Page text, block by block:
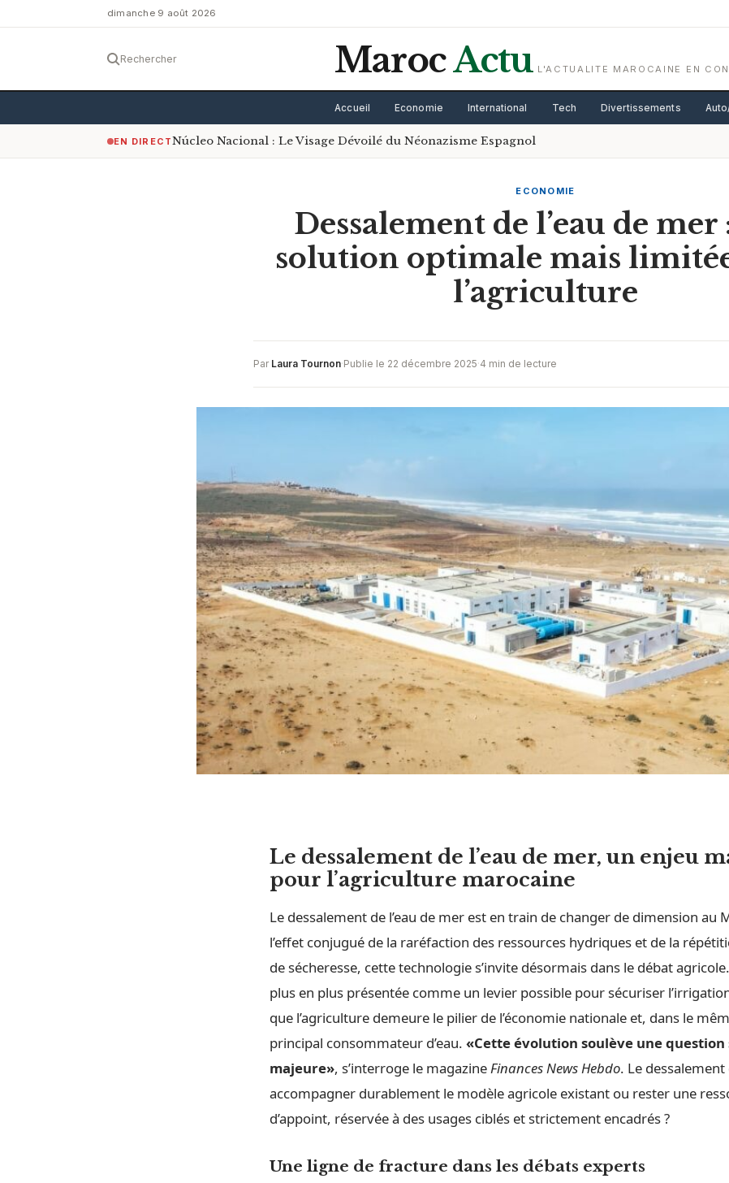
dimanche 9 août 2026
Rechercher MarocActu L'ACTUALITE MAROCAINE EN
Accueil Economie International Tech Divertissements
EN DIRECTNúcleo Nacional : Le Visage Dévoilé du Néonazisme Espagnol
ECONOMIE
Dessalement de l’eau de mer
solution optimale mais
l’agriculture
Par Laura Tournon·Publie le 22 décembre 2025·4 min de lecture
Le dessalement de l’eau de mer, un enjeu
pour l’agriculture marocaine
Le dessalement de l’eau de mer est en train de changer de dimension au
l’effet conjugué de la raréfaction des ressources hydriques et de la
de sécheresse, cette technologie s’invite désormais dans le débat
plus en plus présentée comme un levier possible pour sécuriser
que l’agriculture demeure le pilier de l’économie nationale et, dans le
principal consommateur d’eau. «Cette évolution soulève une
majeure», s’interroge le magazine Finances News Hebdo. Le
accompagner durablement le modèle agricole existant ou rester une
d’appoint, réservée à des usages ciblés et strictement encadrés ?
Une ligne de fracture dans les débats experts